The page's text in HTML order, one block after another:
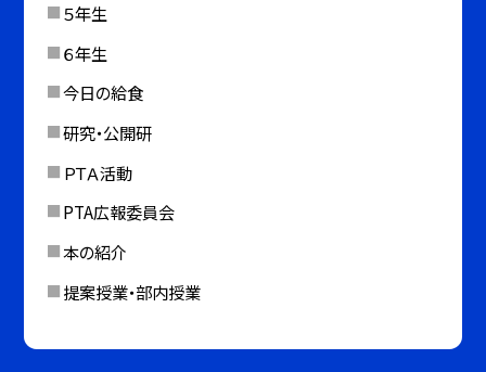
５年生
６年生
今日の給食
研究・公開研
ＰＴＡ活動
PTA広報委員会
本の紹介
提案授業・部内授業